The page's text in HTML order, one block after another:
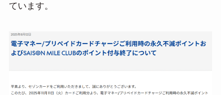
ています。